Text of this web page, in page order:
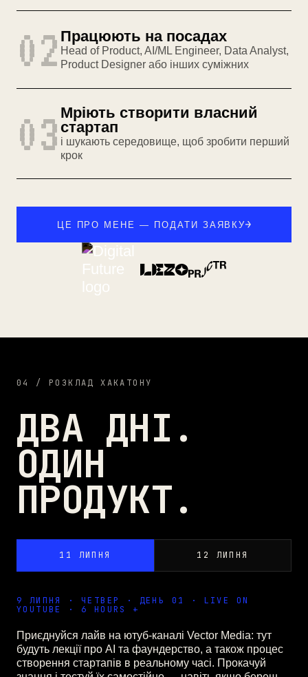
Працюють на посадах
Head of Product, AI/ML Engineer, Data Analyst,
Product Designer або інших суміжних
02
Мріють створити власний
стартап
і шукають середовище, щоб зробити перший
крок
03
ЦЕ ПРО МЕНЕ — ПОДАТИ ЗАЯВКУ
04 / РОЗКЛАД ХАКАТОНУ
ДВА ДНІ.
ОДИН
ПРОДУКТ.
11 ЛИПНЯ 12 ЛИПНЯ
9 ЛИПНЯ · ЧЕТВЕР · ДЕНЬ 01 · LIVE ON
YOUTUBE · 6 HOURS +
Приєднуйся лайв на ютуб-каналі Vector Media: тут
будуть лекції про AI та фаундерство, а також процес
створення стартапів в реальному часі. Прокачуй